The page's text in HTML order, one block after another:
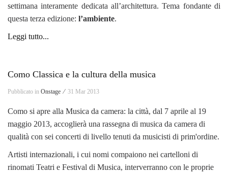
settimana interamente dedicata all’architettura. Tema fondante di
questa terza edizione: l’ambiente.
Leggi tutto...
Como Classica e la cultura della musica
Pubblicato in Onstage ⁄ 31 Mar 2013
Como si apre alla Musica da camera: la città, dal 7 aprile al 19
maggio 2013, accoglierà una rassegna di musica da camera di
qualità con sei concerti di livello tenuti da musicisti di prim'ordine.
Artisti internazionali, i cui nomi compaiono nei cartelloni di
rinomati Teatri e Festival di Musica, interverranno con le proprie